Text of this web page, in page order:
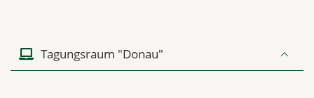
Tagungsraum "Donau"